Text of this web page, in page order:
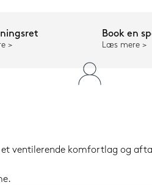
Book en
Læs mere
et ventilerende komfortlag og